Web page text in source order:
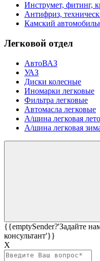
Инструмет, фитинг,
Антифриз,
Камский
Легковой отдел
АвтоВАЗ
УАЗ
Диски колесные
Иномарки легковые
Фильтра легковые
Автомасла легковые
А/шина легковая лето
А/шина легковая
{{emptySender?'Задайте
консультант'}}
Х